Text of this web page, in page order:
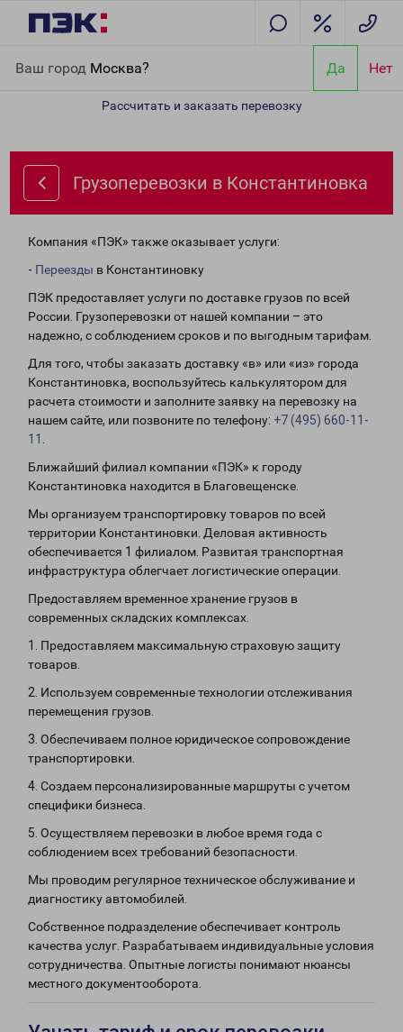
Ваш город Москва? Да Нет
Рассчитать и заказать перевозку
Грузоперевозки в Константиновка
Компания «ПЭК» также оказывает услуги:
- Переезды в Константиновку
ПЭК предоставляет услуги по доставке грузов по всей
России. Грузоперевозки от нашей компании – это
надежно, с соблюдением сроков и по выгодным тарифам.
Для того, чтобы заказать доставку «в» или «из» города
Константиновка, воспользуйтесь калькулятором для
расчета стоимости и заполните заявку на перевозку на
нашем сайте, или позвоните по телефону: +7 (495) 660-11-
11
Ближайший филиал компании «ПЭК» к городу
Константиновка находится в Благовещенске.
Мы организуем транспортировку товаров по всей
территории Константиновки. Деловая активность
обеспечивается 1 филиалом. Развитая транспортная
инфраструктура облегчает логистические операции.
Предоставляем временное хранение грузов в
современных складских комплексах.
1. Предоставляем максимальную страховую защиту
товаров.
2. Используем современные технологии отслеживания
перемещения грузов.
3. Обеспечиваем полное юридическое сопровождение
транспортировки.
4. Создаем персонализированные маршруты с учетом
специфики бизнеса.
5. Осуществляем перевозки в любое время года с
соблюдением всех требований безопасности.
Мы проводим регулярное техническое обслуживание и
диагностику автомобилей.
Собственное подразделение обеспечивает контроль
качества услуг. Разрабатываем индивидуальные условия
сотрудничества. Опытные логисты понимают нюансы
местного документооборота.